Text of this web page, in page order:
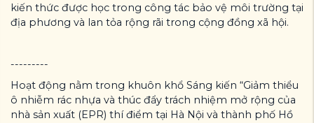
kiến thức được học trong công tác bảo vệ môi trường tại
địa phương và lan tỏa rộng rãi trong cộng đồng xã hội.
---------
Hoạt động nằm trong khuôn khổ Sáng kiến “Giảm thiểu
ô nhiễm rác nhựa và thúc đẩy trách nhiệm mở rộng của
nhà sản xuất (EPR) thí điểm tại Hà Nội và thành phố Hồ